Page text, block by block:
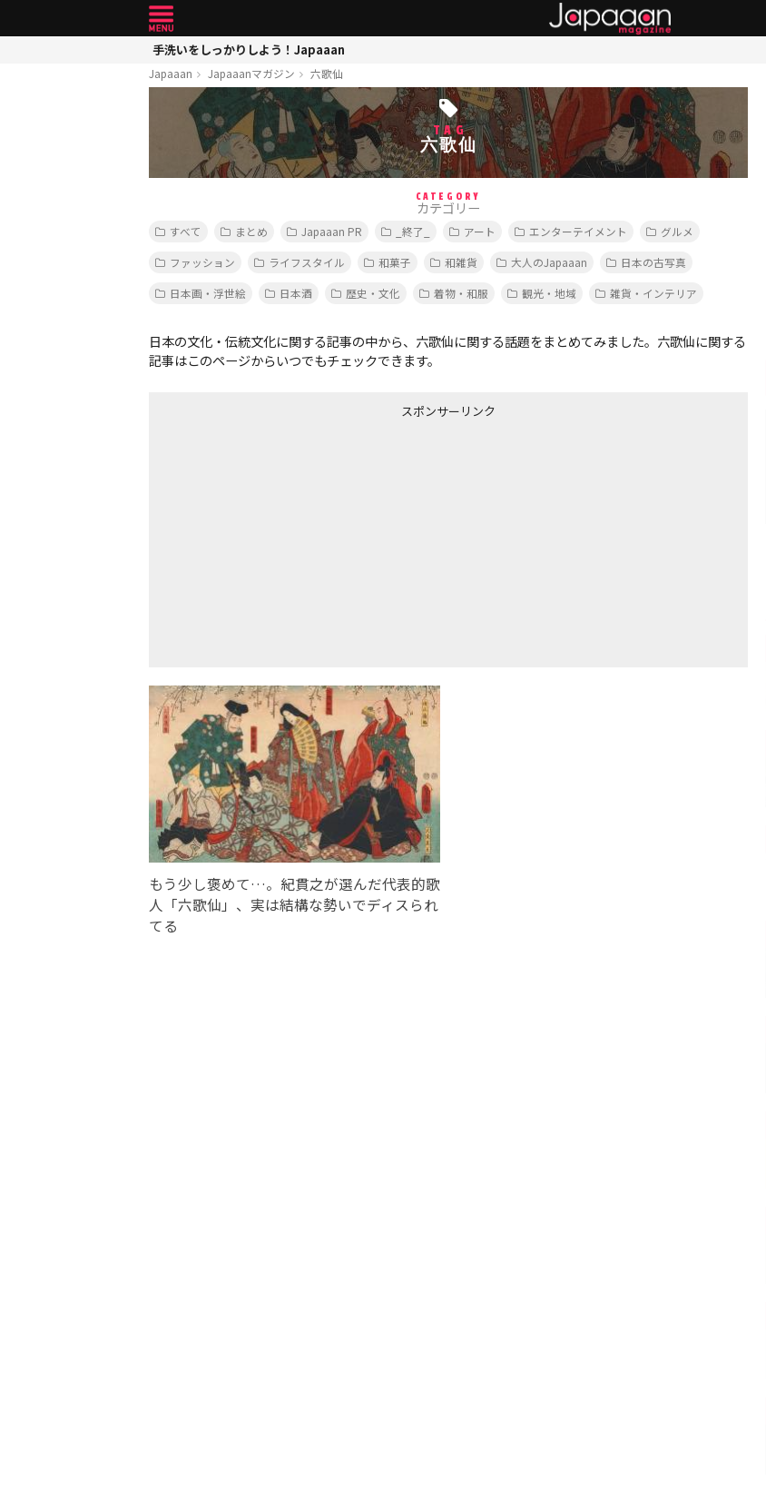
手洗いをしっかりしよう！Japaaan
Japaaan Japaaanマガジン 六歌仙
TAG
六歌仙
CATEGORY
カテゴリー
すべて まとめ Japaaan PR _終了_ アート エンターテイメント
グルメ
ファッション
ライフスタイル 和菓子 和雑貨 大人のJapaaan
日本の古写真
日本画・浮世絵
日本酒 歴史・文化 着物・和服 観光・地域 雑貨・インテリア
日本の文化・伝統文化に関する記事の中から、六歌仙に関する話題をまとめてみました。六歌仙に関する
記事はこのページからいつでもチェックできます。
スポンサーリンク
もう少し褒めて…。紀貫之が選んだ代表的歌
人「六歌仙」、実は結構な勢いでディスられ
てる